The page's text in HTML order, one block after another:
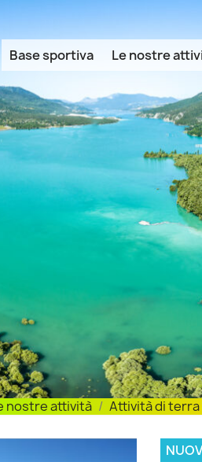
Base sportiva Le nostre
nostre attività Attività di terra